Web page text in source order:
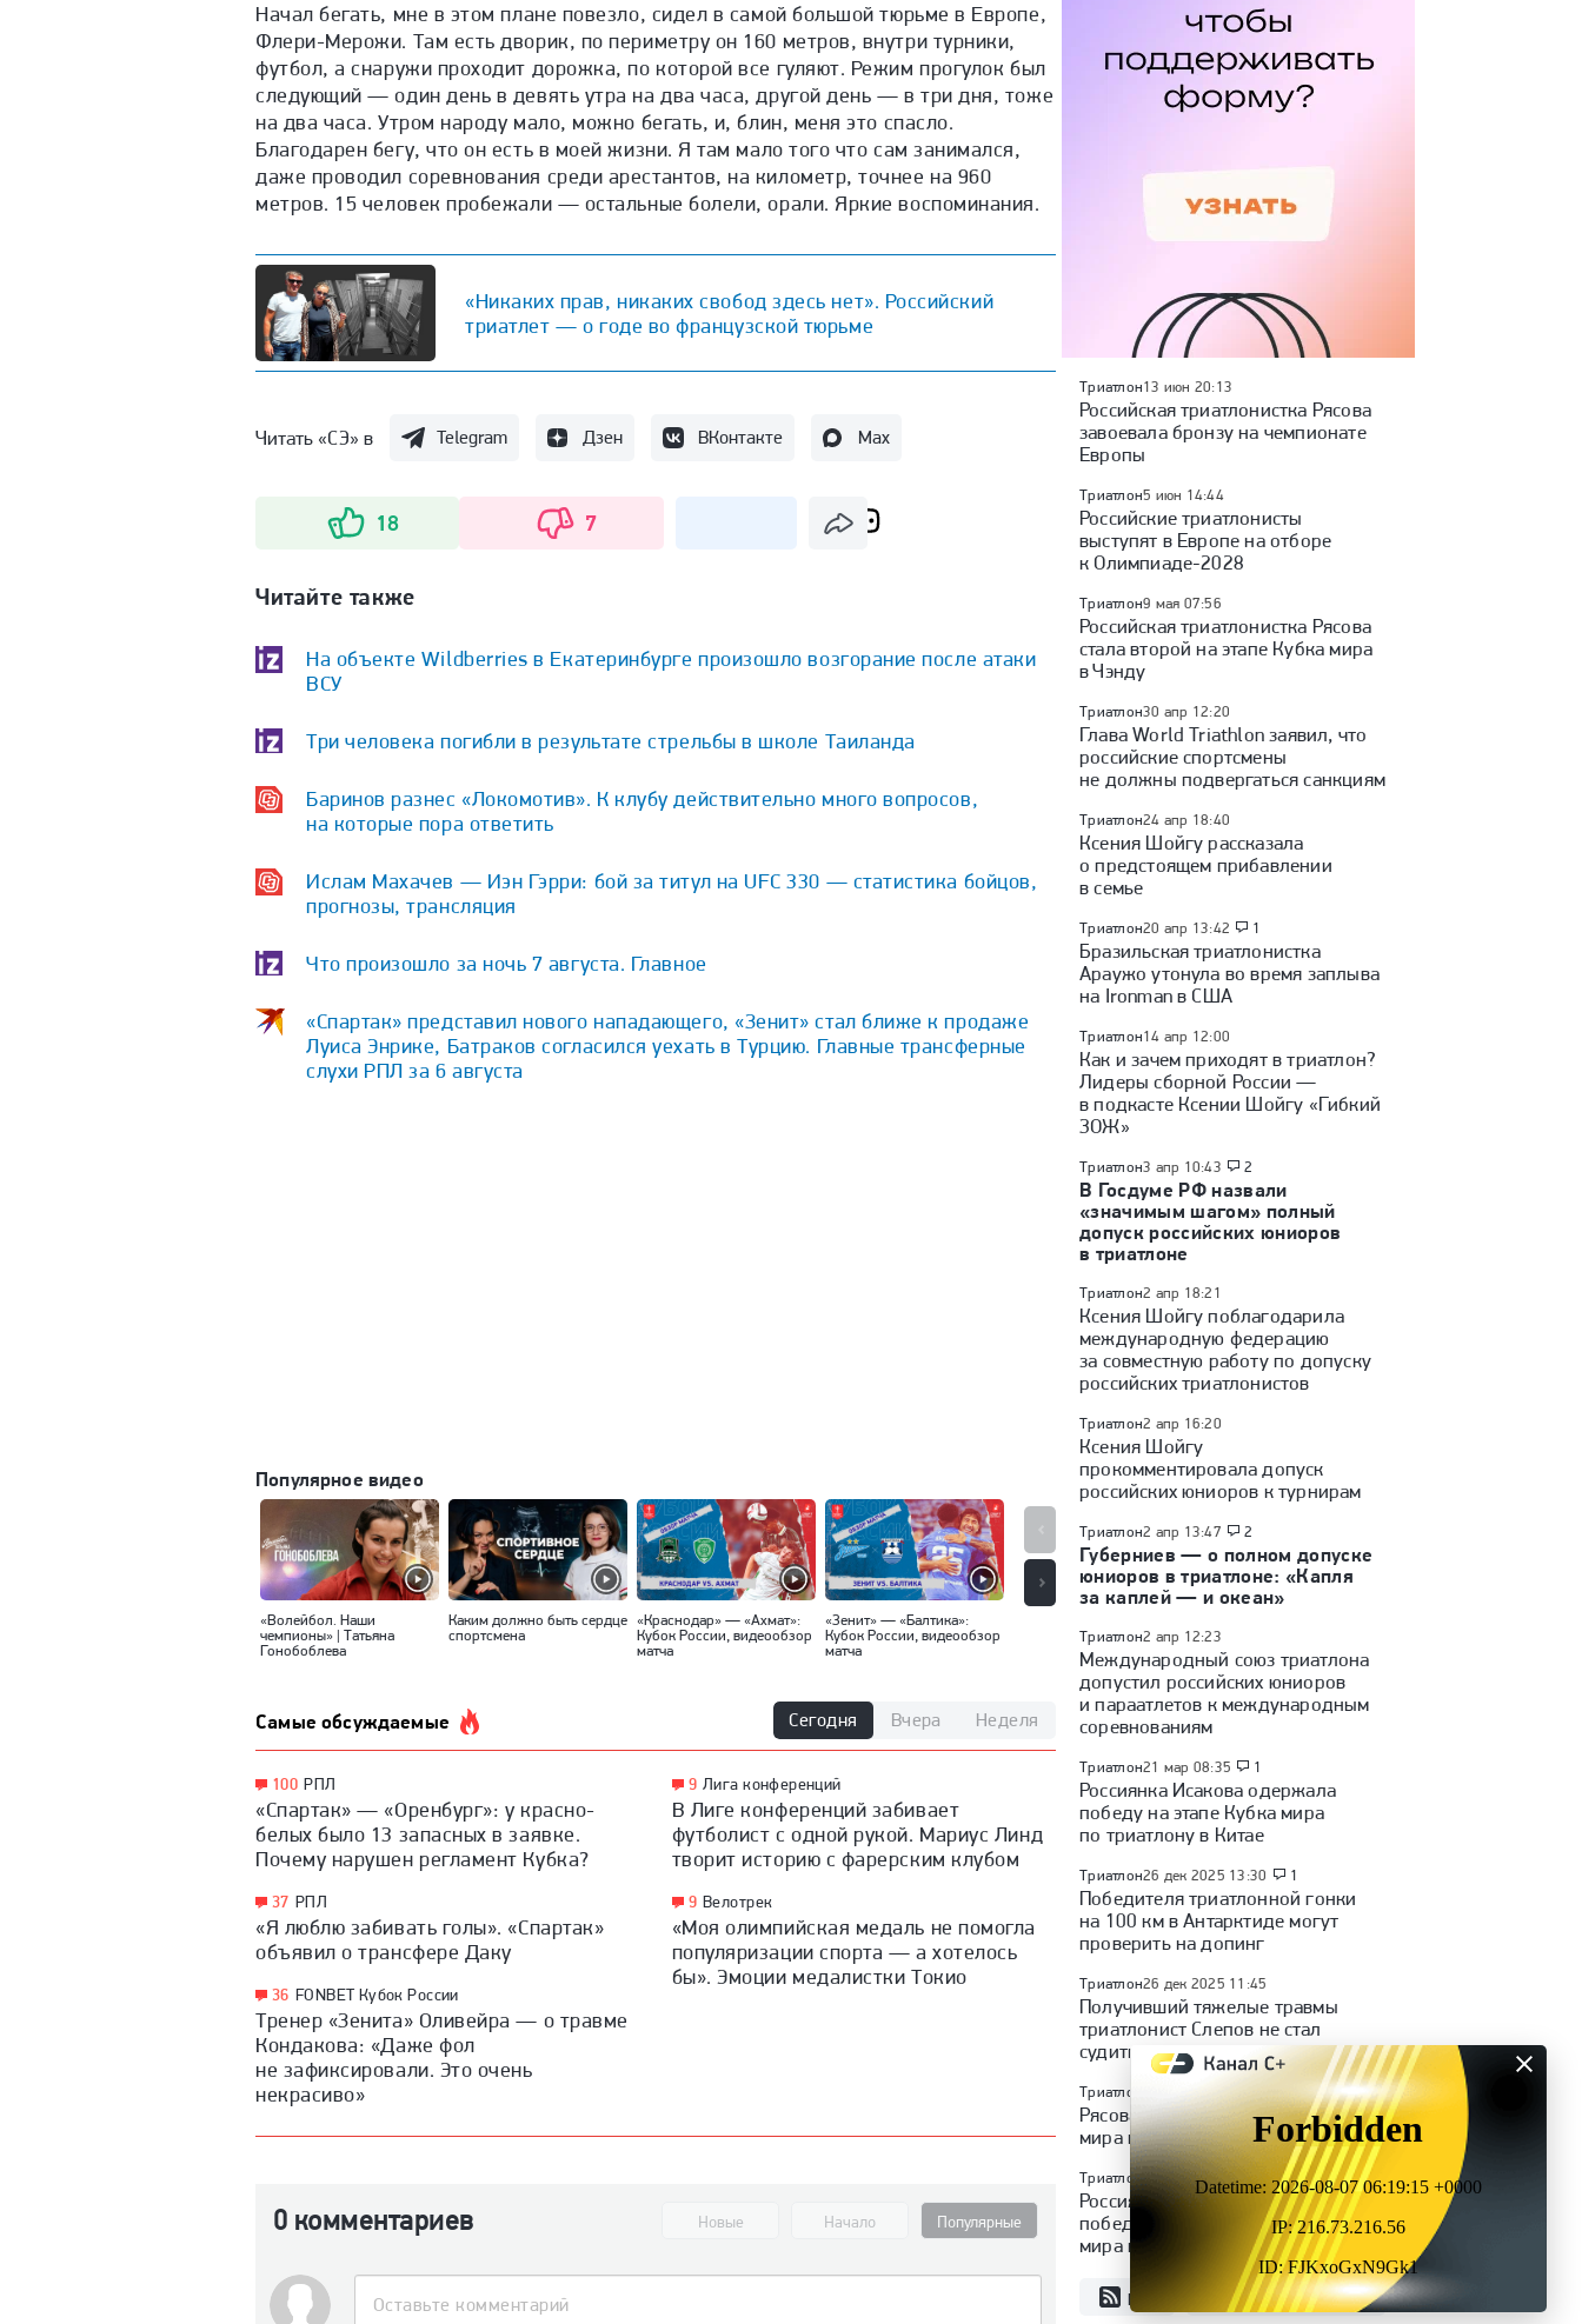
Начал бегать, мне в этом плане повезло, сидел в самой большой тюрьме в Европе,
Флери-Мерожи. Там есть дворик, по периметру он 160 метров, внутри турники,
футбол, а снаружи проходит дорожка, по которой все гуляют. Режим прогулок был
следующий — один день в девять утра на два часа, другой день — в три дня, тоже
на два часа. Утром народу мало, можно бегать, и, блин, меня это спасло.
Благодарен бегу, что он есть в моей жизни. Я там мало того что сам занимался,
даже проводил соревнования среди арестантов, на километр, точнее на 960
метров. 15 человек пробежали — остальные болели, орали. Яркие воспоминания.
«Никаких прав, никаких свобод здесь нет». Российский
триатлет — о годе во французской тюрьме
Читать «СЭ» в Telegram Дзен ВКонтакте Max
18 7
Читайте также
На объекте Wildberries в Екатеринбурге произошло возгорание после атаки
ВСУ
Три человека погибли в результате стрельбы в школе Таиланда
Баринов разнес «Локомотив». К клубу действительно много вопросов,
на которые пора ответить
Ислам Махачев — Иэн Гэрри: бой за титул на UFC 330 — статистика бойцов,
прогнозы, трансляция
Что произошло за ночь 7 августа. Главное
«Спартак» представил нового нападающего, «Зенит» стал ближе к продаже
Луиса Энрике, Батраков согласился уехать в Турцию. Главные трансферные
слухи РПЛ за 6 августа
Популярное видео
«Волейбол. Наши
чемпионы» | Татьяна
Гонобоблева
Каким должно быть сердце
спортсмена
«Краснодар» — «Ахмат»:
Кубок России, видеообзор
матча
«Зенит» — «Балтика»:
Кубок России, видеообзор
матча
Кубок России, видеообзор
(Москва): Кубок России,
видеообзор матча
Самые обсуждаемые Сегодня Вчера Неделя
100 РПЛ
«Спартак» — «Оренбург»: у красно-
белых было 13 запасных в заявке.
Почему нарушен регламент Кубка?
37 РПЛ
«Я люблю забивать голы». «Спартак»
объявил о трансфере Даку
36 FONBET Кубок России
Тренер «Зенита» Оливейра — о травме
Кондакова: «Даже фол
не зафиксировали. Это очень
некрасиво»
9 Лига конференций
В Лиге конференций забивает
футболист с одной рукой. Мариус Линд
творит историю с фарерским клубом
9 Велотрек
«Моя олимпийская медаль не помогла
популяризации спорта — а хотелось
бы». Эмоции медалистки Токио
0 комментариев Новые Начало Популярные
Триатлон13 июн 20:13
Российская триатлонистка Рясова
завоевала бронзу на чемпионате
Европы
Триатлон5 июн 14:44
Российские триатлонисты
выступят в Европе на отборе
к Олимпиаде-2028
Триатлон9 мая 07:56
Российская триатлонистка Рясова
стала второй на этапе Кубка мира
в Чэнду
Триатлон30 апр 12:20
Глава World Triathlon заявил, что
российские спортсмены
не должны подвергаться санкциям
Триатлон24 апр 18:40
Ксения Шойгу рассказала
о предстоящем прибавлении
в семье
Триатлон20 апр 13:42 1
Бразильская триатлонистка
Араужо утонула во время заплыва
на Ironman в США
Триатлон14 апр 12:00
Как и зачем приходят в триатлон?
Лидеры сборной России —
в подкасте Ксении Шойгу «Гибкий
ЗОЖ»
Триатлон3 апр 10:43 2
В Госдуме РФ назвали
«значимым шагом» полный
допуск российских юниоров
в триатлоне
Триатлон2 апр 18:21
Ксения Шойгу поблагодарила
международную федерацию
за совместную работу по допуску
российских триатлонистов
Триатлон2 апр 16:20
Ксения Шойгу
прокомментировала допуск
российских юниоров к турнирам
Триатлон2 апр 13:47 2
Губерниев — о полном допуске
юниоров в триатлоне: «Капля
за каплей — и океан»
Триатлон2 апр 12:23
Международный союз триатлона
допустил российских юниоров
и параатлетов к международным
соревнованиям
Триатлон21 мар 08:35 1
Россиянка Исакова одержала
победу на этапе Кубка мира
по триатлону в Китае
Триатлон26 дек 2025 13:30 1
Победителя триатлонной гонки
на 100 км в Антарктиде могут
проверить на допинг
Триатлон26 дек 2025 11:45
Получивший тяжелые травмы
триатлонист Слепов не стал
судиться с виновником инцидента
Триатлон 7 дек 2025 13:36 1
Рясова победила на этапе Кубка
мира по триатлону в Дубае
Триатлон9 ноя 2025 11:52
Россиянка Рясова стала
победительницей этапа Кубка
мира по триатлону в Японии
RSS Все новости